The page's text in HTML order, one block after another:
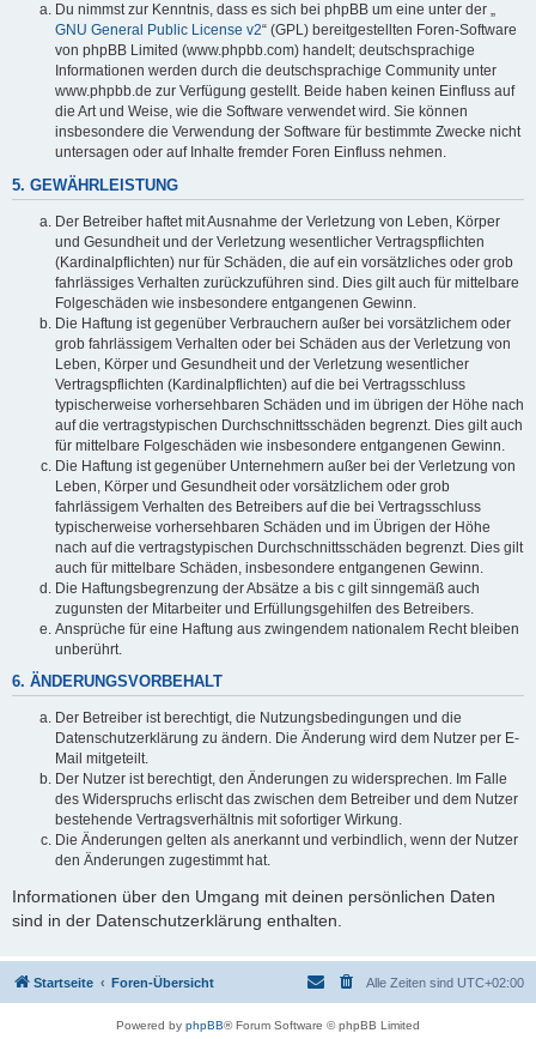
Du nimmst zur Kenntnis, dass es sich bei phpBB um eine unter der „
GNU General Public License v2“ (GPL) bereitgestellten Foren-Software
von phpBB Limited (www.phpbb.com) handelt; deutschsprachige
Informationen werden durch die deutschsprachige Community unter
www.phpbb.de zur Verfügung gestellt. Beide haben keinen Einfluss auf
die Art und Weise, wie die Software verwendet wird. Sie können
insbesondere die Verwendung der Software für bestimmte Zwecke nicht
untersagen oder auf Inhalte fremder Foren Einfluss nehmen.
5. GEWÄHRLEISTUNG
Der Betreiber haftet mit Ausnahme der Verletzung von Leben, Körper
und Gesundheit und der Verletzung wesentlicher Vertragspflichten
(Kardinalpflichten) nur für Schäden, die auf ein vorsätzliches oder grob
fahrlässiges Verhalten zurückzuführen sind. Dies gilt auch für mittelbare
Folgeschäden wie insbesondere entgangenen Gewinn.
Die Haftung ist gegenüber Verbrauchern außer bei vorsätzlichem oder
grob fahrlässigem Verhalten oder bei Schäden aus der Verletzung von
Leben, Körper und Gesundheit und der Verletzung wesentlicher
Vertragspflichten (Kardinalpflichten) auf die bei Vertragsschluss
typischerweise vorhersehbaren Schäden und im übrigen der Höhe nach
auf die vertragstypischen Durchschnittsschäden begrenzt. Dies gilt auch
für mittelbare Folgeschäden wie insbesondere entgangenen Gewinn.
Die Haftung ist gegenüber Unternehmern außer bei der Verletzung von
Leben, Körper und Gesundheit oder vorsätzlichem oder grob
fahrlässigem Verhalten des Betreibers auf die bei Vertragsschluss
typischerweise vorhersehbaren Schäden und im Übrigen der Höhe
nach auf die vertragstypischen Durchschnittsschäden begrenzt. Dies gilt
auch für mittelbare Schäden, insbesondere entgangenen Gewinn.
Die Haftungsbegrenzung der Absätze a bis c gilt sinngemäß auch
zugunsten der Mitarbeiter und Erfüllungsgehilfen des Betreibers.
Ansprüche für eine Haftung aus zwingendem nationalem Recht bleiben
unberührt.
6. ÄNDERUNGSVORBEHALT
Der Betreiber ist berechtigt, die Nutzungsbedingungen und die
Datenschutzerklärung zu ändern. Die Änderung wird dem Nutzer per E-
Mail mitgeteilt.
Der Nutzer ist berechtigt, den Änderungen zu widersprechen. Im Falle
des Widerspruchs erlischt das zwischen dem Betreiber und dem Nutzer
bestehende Vertragsverhältnis mit sofortiger Wirkung.
Die Änderungen gelten als anerkannt und verbindlich, wenn der Nutzer
den Änderungen zugestimmt hat.
Informationen über den Umgang mit deinen persönlichen Daten
sind in der Datenschutzerklärung enthalten.
Startseite Foren-Übersicht Alle Zeiten sind UTC+02:00
Powered by phpBB® Forum Software © phpBB Limited